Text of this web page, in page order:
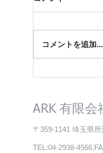
コメントを追加…
ARK有限会
〒359-1141 埼玉県
TEL:04-2938-